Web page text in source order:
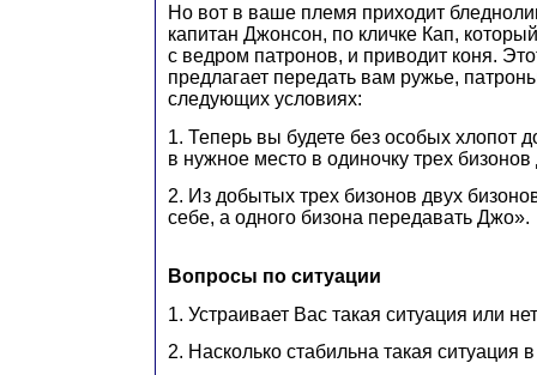
Но вот в ваше племя приходит
капитан Джонсон, по кличке Кап,
с ведром патронов, и приводит коня.
предлагает передать вам ружье,
следующих условиях:
1. Теперь вы будете без особых хлопот
в нужное место в одиночку трех бизонов
2. Из добытых трех бизонов двух
себе, а одного бизона передавать Джо».
Вопросы по ситуации
1. Устраивает Вас такая ситуация или
2. Насколько стабильна такая ситуация